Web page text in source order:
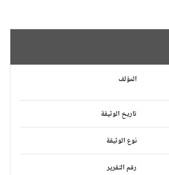
المؤلف
تاريخ الوثيقة
نوع الوثيقة
رقم التقرير